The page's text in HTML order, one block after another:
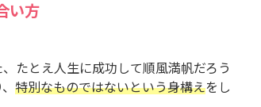
い方
たとえ人生に成功して順風満帆だろう
特別なものではないという身構えをし